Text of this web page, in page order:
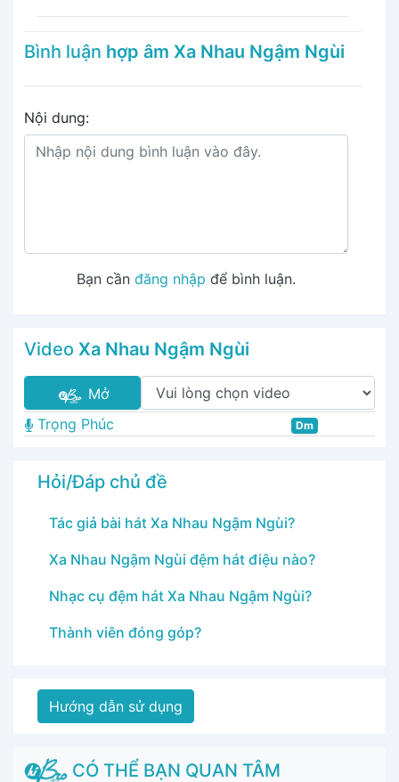
Bình luận hợp âm Xa Nhau Ngậm Ngùi
Nội dung:
Bạn cần đăng nhập để bình luận.
Video Xa Nhau Ngậm Ngùi
Mở
Trọng Phúc
Dm
Hỏi/Đáp chủ đề
Tác giả bài hát Xa Nhau Ngậm Ngùi?
Xa Nhau Ngậm Ngùi đệm hát điệu nào?
Nhạc cụ đệm hát Xa Nhau Ngậm Ngùi?
Thành viên đóng góp?
Hướng dẫn sử dụng
CÓ THỂ BẠN QUAN TÂM